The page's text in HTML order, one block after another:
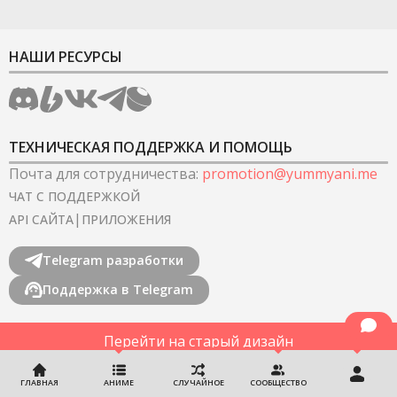
ГЛАВНАЯ АНИМЕ СЛУЧАЙНОЕ СООБЩЕСТВО
НАШИ РЕСУРСЫ
ТЕХНИЧЕСКАЯ ПОДДЕРЖКА И ПОМОЩЬ
Почта для сотрудничества: promotion@yummyani.me
ЧАТ С ПОДДЕРЖКОЙ
API САЙТА| ПРИЛОЖЕНИЯ
Telegram разработки
Поддержка в Telegram
Перейти на старый дизайн
©2022-2026YummyAnime.Все права защищены